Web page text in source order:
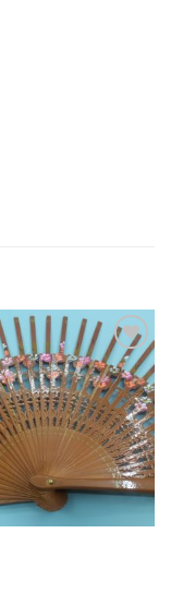
Añadir
a la
lista
de
deseos